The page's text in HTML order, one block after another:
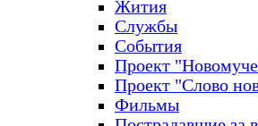
Жития
Службы
События
Проект
Проект "Слово
Фильмы